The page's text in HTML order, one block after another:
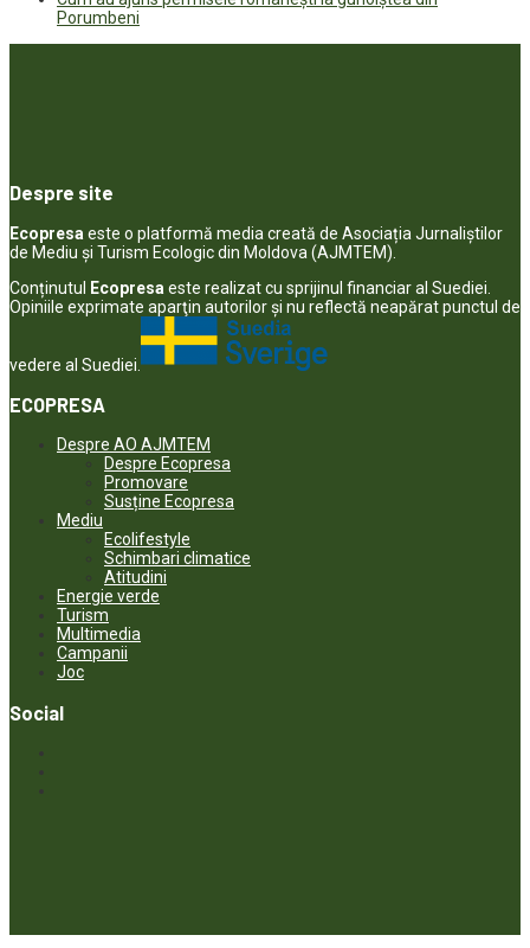
Porumbeni
Despre site
Ecopresa este o platformă media creată de Asociația Jurnaliștilor
de Mediu și Turism Ecologic din Moldova (AJMTEM).
Conținutul Ecopresa este realizat cu sprijinul financiar al Suediei.
Opiniile exprimate aparţin autorilor şi nu reflectă neapărat punctul de
vedere al Suediei.
ECOPRESA
Despre AO AJMTEM
Despre Ecopresa
Promovare
Susține Ecopresa
Mediu
Ecolifestyle
Schimbari climatice
Atitudini
Energie verde
Turism
Multimedia
Campanii
Joc
Social